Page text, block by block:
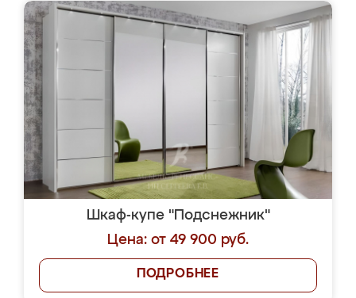
Шкаф-купе "Подснежник"
Цена: от 49 900 руб.
ПОДРОБНЕЕ